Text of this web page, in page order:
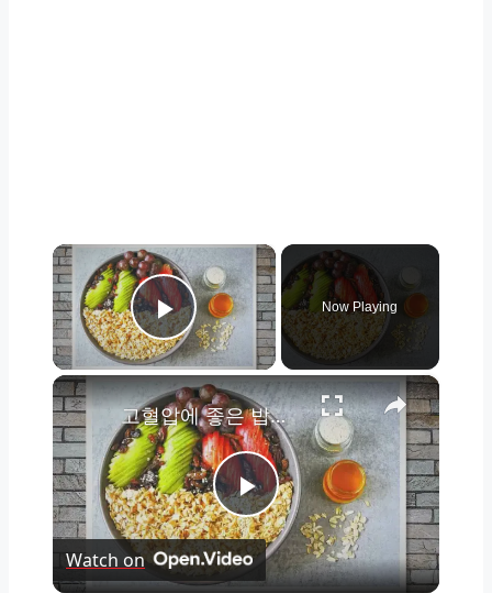
×
Play Video
Now Playing
×
Play
Video
고혈압에 좋은 밥과 레시피 아이디어 19가지
Watch on